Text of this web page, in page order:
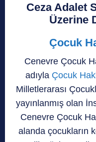
Ceza Adalet
Üzerine
Çocuk
Cenevre Çocuk
adıyla Çocuk
Milletlerarası
yayınlanmış olan
Cenevre Çocuk
alanda çocukların